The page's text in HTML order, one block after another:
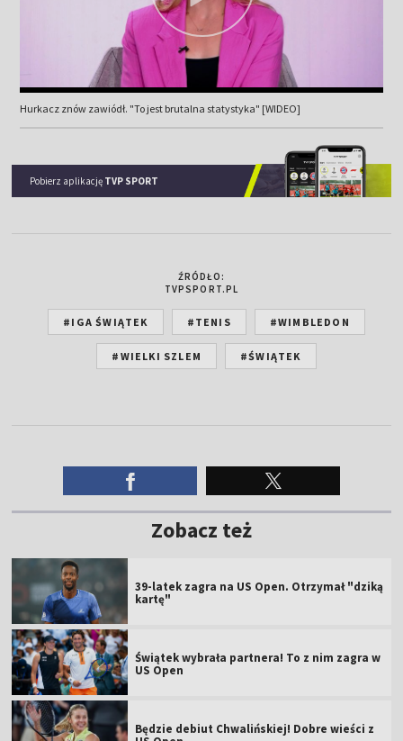
Hurkacz znów zawiódł. "To jest brutalna statystyka" [WIDEO]
Pobierz aplikację TVP SPORT
ŹRÓDŁO:
TVPSPORT.PL
#IGA ŚWIĄTEK #TENIS #WIMBLEDON
#WIELKI SZLEM #ŚWIĄTEK
Zobacz też
39-latek zagra na US Open. Otrzymał "dziką
kartę"
Świątek wybrała partnera! To z nim zagra w
US Open
Będzie debiut Chwalińskiej! Dobre wieści z